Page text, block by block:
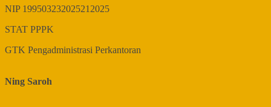
NIP 199503232025212025
STAT PPPK
GTK Pengadministrasi Perkantoran
Ning Saroh